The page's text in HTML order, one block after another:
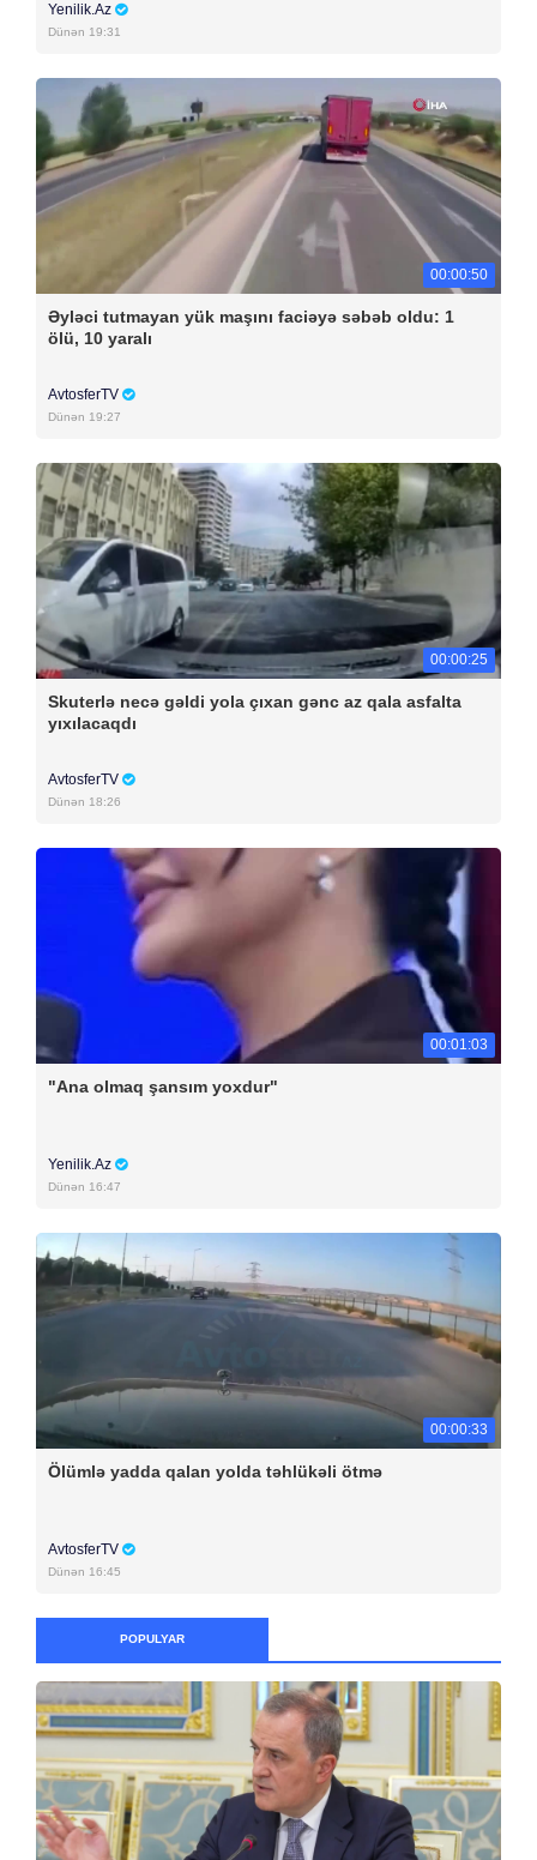
Yenilik.Az
Dünən 19:31
00:00:50
Əyləci tutmayan yük maşını faciəyə səbəb oldu: 1
ölü, 10 yaralı
AvtosferTV
Dünən 19:27
00:00:25
Skuterlə necə gəldi yola çıxan gənc az qala asfalta
yıxılacaqdı
AvtosferTV
Dünən 18:26
00:01:03
"Ana olmaq şansım yoxdur"
Yenilik.Az
Dünən 16:47
00:00:33
Ölümlə yadda qalan yolda təhlükəli ötmə
AvtosferTV
Dünən 16:45
POPULYAR